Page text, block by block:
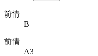
前情
B
前情
A3